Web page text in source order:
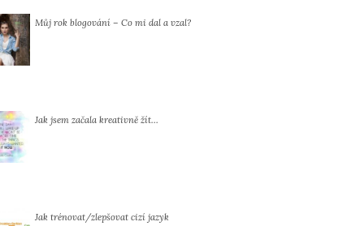
Můj rok blogování – Co mi dal a vzal?
Jak jsem začala kreativně žít…
Jak trénovat/zlepšovat cizí jazyk